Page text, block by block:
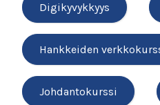
Digikyvykkyys
Hankkeiden
Johdantokurssi